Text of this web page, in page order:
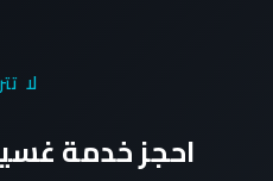
لا
احجز خدمة